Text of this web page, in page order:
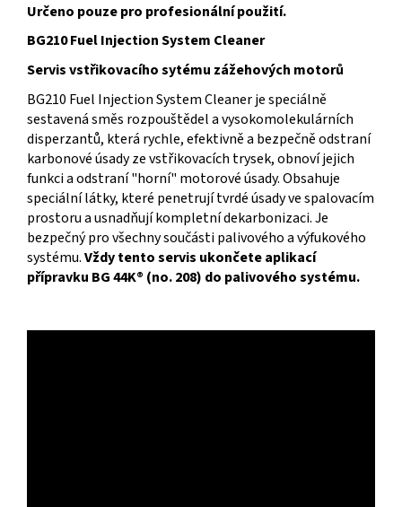
Určeno pouze pro profesionální použití.
BG210 Fuel Injection System Cleaner
Servis vstřikovacího sytému zážehových motorů
BG210 Fuel Injection System Cleaner je speciálně
sestavená směs rozpouštědel a vysokomolekulárních
disperzantů, která rychle, efektivně a bezpečně odstraní
karbonové úsady ze vstřikovacích trysek, obnoví jejich
funkci a odstraní "horní" motorové úsady. Obsahuje
speciální látky, které penetrují tvrdé úsady ve spalovacím
prostoru a usnadňují kompletní dekarbonizaci. Je
bezpečný pro všechny součásti palivového a výfukového
systému.Vždy tento servis ukončete aplikací
přípravku BG 44K® (no. 208) do palivového systému.